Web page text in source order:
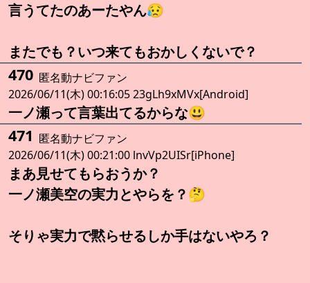
言うてたのあーたやん😥
またでも？いつ来てもおかしくないで？
470 匿名動ナビファン
2026/06/11(木) 00:16:05 23gLh9xMVx[Android]
一ノ瀬って言葉出てるからな😃
471 匿名動ナビファン
2026/06/11(木) 00:21:00 lnvVp2UISr[iPhone]
まあ見せてもらおうか？
一ノ瀬美空の実力とやらを？🤔
そりゃ実力で黙らせるしか手はないやろ？